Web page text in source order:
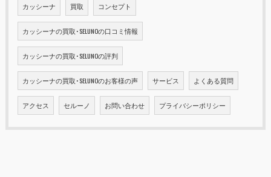
カッシーナ 買取 コンセプト
カッシーナの買取･SELUNOの口コミ情報
カッシーナの買取･SELUNOの評判
カッシーナの買取･SELUNOのお客様の声 サービス よくある質問
アクセス セルーノ お問い合わせ プライバシーポリシー